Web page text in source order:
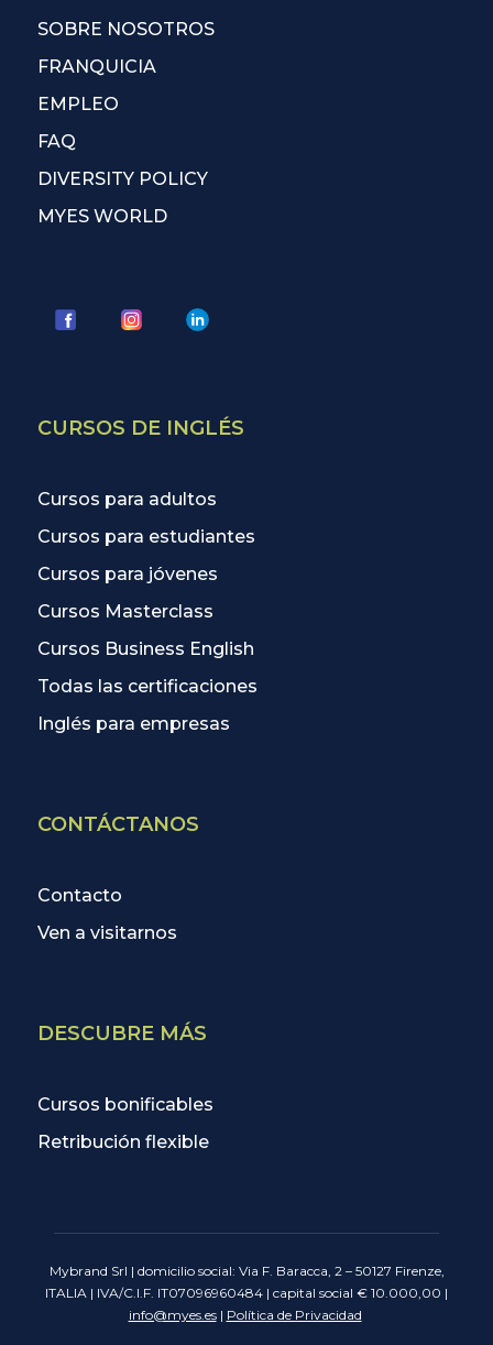
SOBRE NOSOTROS
FRANQUICIA
EMPLEO
FAQ
DIVERSITY POLICY
MYES WORLD
CURSOS DE INGLÉS
Cursos para adultos
Cursos para estudiantes
Cursos para jóvenes
Cursos Masterclass
Cursos Business English
Todas las certificaciones
Inglés para empresas
CONTÁCTANOS
Contacto
Ven a visitarnos
DESCUBRE MÁS
Cursos bonificables
Retribución flexible
Mybrand Srl | domicilio social: Via F. Baracca, 2 – 50127 Firenze,
ITALIA | IVA/C.I.F. IT07096960484 | capital social € 10.000,00 |
info@myes.es| Política de Privacidad